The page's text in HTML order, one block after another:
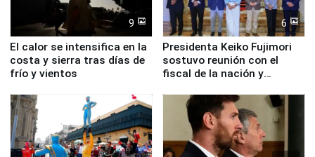
9
El calor se intensifica en la
costa y sierra tras días de
frío y vientos
6
Presidenta Keiko Fujimori
sostuvo reunión con el
fiscal de la nación y